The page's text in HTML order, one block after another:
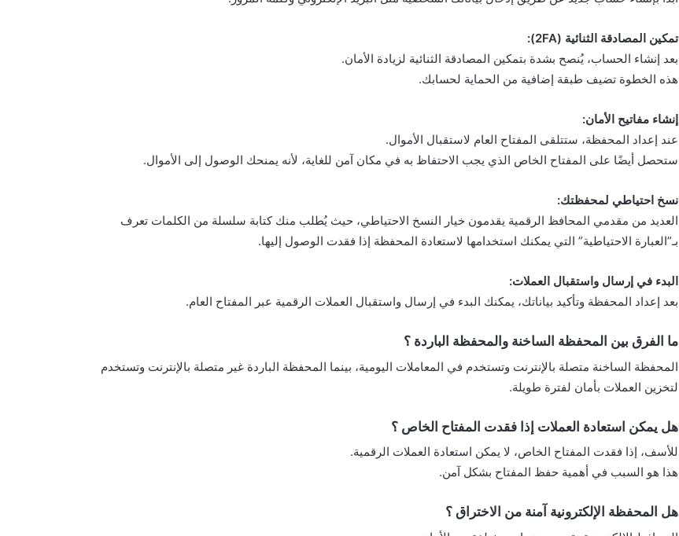
تمكين المصادقة الثنائية (2FA):
بعد إنشاء الحساب، يُنصح بشدة بتمكين المصادقة الثنائية لزيادة الأمان.
هذه الخطوة تضيف طبقة إضافية من الحماية لحسابك.
إنشاء مفاتيح الأمان:
عند إعداد المحفظة، ستتلقى المفتاح العام لاستقبال الأموال.
ستحصل أيضًا على المفتاح الخاص الذي يجب الاحتفاظ به في مكان آمن للغاية، لأنه يمنحك الوصول إلى الأموال.
نسخ احتياطي لمحفظتك:
العديد من مقدمي المحافظ الرقمية يقدمون خيار النسخ الاحتياطي، حيث يُطلب منك كتابة سلسلة من الكلمات تعرف
بـ”العبارة الاحتياطية” التي يمكنك استخدامها لاستعادة المحفظة إذا فقدت الوصول إليها.
البدء في إرسال واستقبال العملات:
بعد إعداد المحفظة وتأكيد بياناتك، يمكنك البدء في إرسال واستقبال العملات الرقمية عبر المفتاح العام.
ما الفرق بين المحفظة الساخنة والمحفظة الباردة ؟
المحفظة الساخنة متصلة بالإنترنت وتستخدم في المعاملات اليومية، بينما المحفظة الباردة غير متصلة بالإنترنت وتستخدم
لتخزين العملات بأمان لفترة طويلة.
هل يمكن استعادة العملات إذا فقدت المفتاح الخاص ؟
للأسف، إذا فقدت المفتاح الخاص، لا يمكن استعادة العملات الرقمية.
هذا هو السبب في أهمية حفظ المفتاح بشكل آمن.
هل المحفظة الإلكترونية آمنة من الاختراق ؟